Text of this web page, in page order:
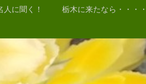
人に聞く！ 栃木に来たなら・・・・